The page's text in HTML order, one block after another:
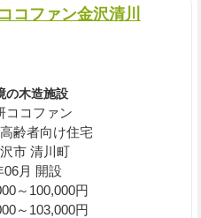
コファン金沢清川
の木造施設
ココファン
齢者向け住宅
市 清川町
06月 開設
～100,000円
～103,000円